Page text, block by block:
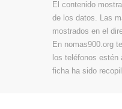
El contenido
de los datos. Las
mostrados en el
En nomas900.org
los teléfonos
ficha ha sido